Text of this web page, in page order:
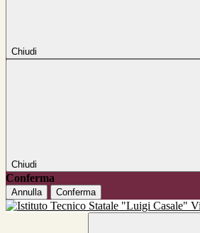
Chiudi
Chiudi
Conferma
Annulla Conferma